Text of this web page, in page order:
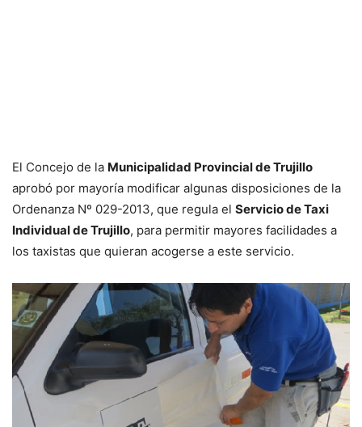
El Concejo de la Municipalidad Provincial de Trujillo
aprobó por mayoría modificar algunas disposiciones de la
Ordenanza Nº 029-2013, que regula el Servicio de Taxi
Individual de Trujillo, para permitir mayores facilidades a
los taxistas que quieran acogerse a este servicio.